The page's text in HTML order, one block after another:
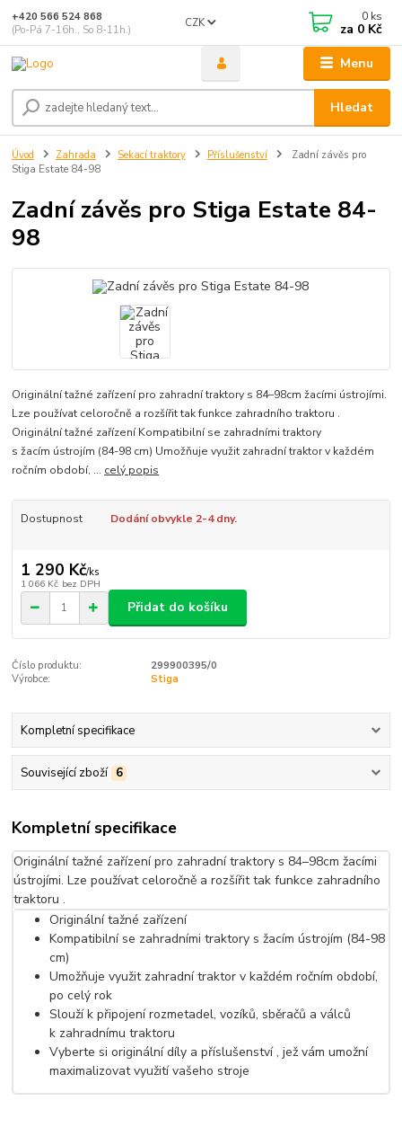
Menu
CZK
Hledat
+420 566 524 868
(Po-Pá 7-16h., So 8-11h.)
0 ks
za 0 Kč
Úvod Zahrada Sekací traktory Příslušenství
Zadní závěs pro
Stiga Estate 84-98
Zadní závěs pro Stiga Estate 84-
98
Originální tažné zařízení pro zahradní traktory s 84–98cm žacími ústrojími.
Lze používat celoročně a rozšířit tak funkce zahradního traktoru .
Originální tažné zařízení Kompatibilní se zahradními traktory
s žacím ústrojím (84-98 cm) Umožňuje využit zahradní traktor v každém
ročním období, ... celý popis
Dostupnost Dodání obvykle 2-4 dny.
1 290 Kč/ks
1 066 Kč bez DPH
Přidat do košíku
Číslo produktu:
299900395/0
Výrobce:
Stiga
Kompletní specifikace
Související zboží 6
Kompletní specifikace
Originální tažné zařízení pro zahradní traktory s 84–98cm žacími
ústrojími. Lze používat celoročně a rozšířit tak funkce zahradního
traktoru .
Originální tažné zařízení
Kompatibilní se zahradními traktory s žacím ústrojím (84-98
cm)
Umožňuje využit zahradní traktor v každém ročním období,
po celý rok
Slouží k připojení rozmetadel, vozíků, sběračů a válců
k zahradnímu traktoru
Vyberte si originální díly a příslušenství , jež vám umožní
maximalizovat využití vašeho stroje